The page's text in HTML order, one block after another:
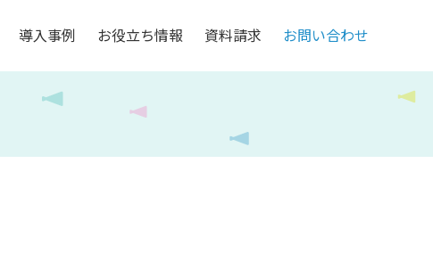
導入事例 お役立ち情報 資料請求 お問い合わせ